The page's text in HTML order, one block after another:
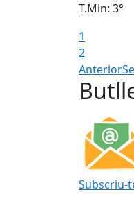
T.Min: 3°
1
2
Anterior
Subscriu-